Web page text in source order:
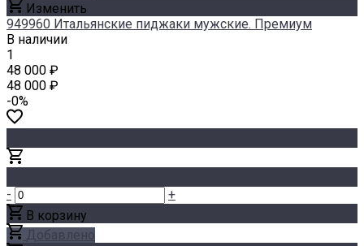
Изменить
949960 Итальянские пиджаки мужские. Премиум
В наличии
1
48 000 ₽
48 000 ₽
-0%
-
+
В корзину
Добавлено